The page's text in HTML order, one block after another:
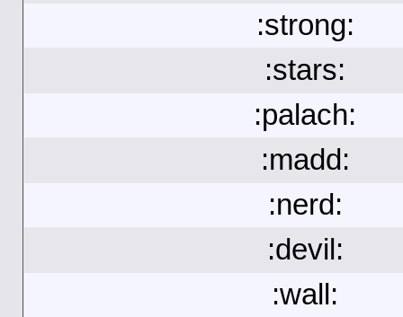
:strong:
:stars:
:palach:
:madd:
:nerd:
:devil:
:wall: